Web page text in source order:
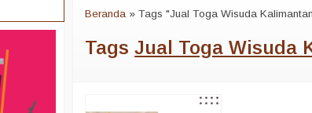
Beranda »Tags "Jual Toga Wisuda
TagsJual Toga Wisuda